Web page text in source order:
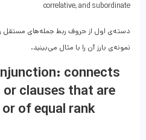
correlative, and subordinate
دسته‌ی اول از حروف ربط جمله‌های مستقل
نمونه‌ی بارز آن را با مثال می‌بینید.
connects
clauses that are
of equal rank